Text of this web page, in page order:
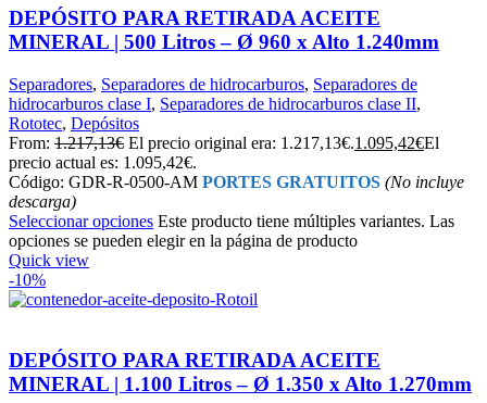
DEPÓSITO PARA RETIRADA ACEITE
MINERAL | 500 Litros – Ø 960 x Alto 1.240mm
Separadores, Separadores de hidrocarburos, Separadores de
hidrocarburos clase I, Separadores de hidrocarburos clase II,
Rototec, Depósitos
From: 1.217,13€ El precio original era: 1.217,13€.1.095,42€El
precio actual es: 1.095,42€.
Código: GDR-R-0500-AM PORTES GRATUITOS (No incluye
descarga)
Seleccionar opciones Este producto tiene múltiples variantes. Las
opciones se pueden elegir en la página de producto
Quick view
-10%
DEPÓSITO PARA RETIRADA ACEITE
MINERAL | 1.100 Litros – Ø 1.350 x Alto 1.270mm